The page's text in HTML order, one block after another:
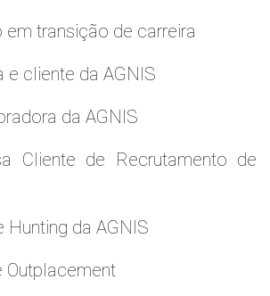
transição de carreira
e cliente da AGNIS
da AGNIS
Cliente de Recrutamento de
Hunting da AGNIS
Outplacement